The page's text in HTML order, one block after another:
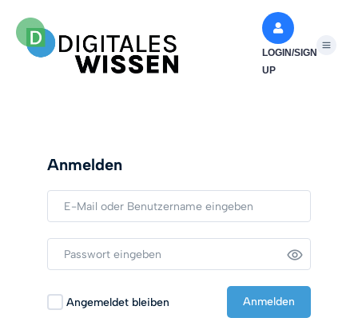
LOGIN/SIGN
UP
Anmelden
Angemeldet bleiben Anmelden